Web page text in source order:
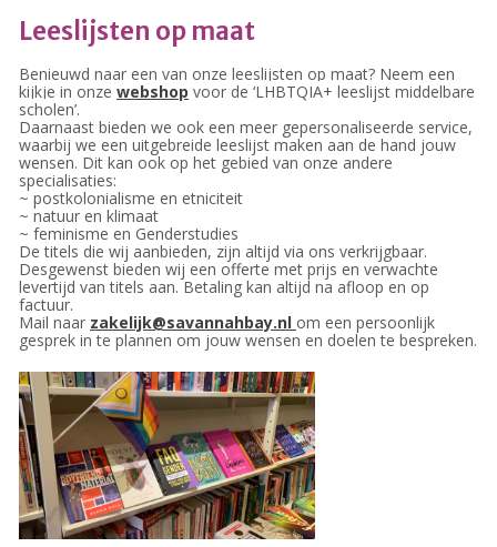
23 augustus: Lazy Queer
Sunday
26 juli: Lazy Queer Sunday
Summer Stories 2026
21 juni: Lazy Queer Sunday
augustus 2026
juli 2026
juni 2026
Leeslijsten op maat
Benieuwd naar een van onze leeslijsten op maat? Neem een
kijkje in onze webshop voor de ‘LHBTQIA+ leeslijst middelbare
scholen’.
Daarnaast bieden we ook een meer gepersonaliseerde service,
waarbij we een uitgebreide leeslijst maken aan de hand jouw
wensen. Dit kan ook op het gebied van onze andere
specialisaties:
~ postkolonialisme en etniciteit
~ natuur en klimaat
~ feminisme en Genderstudies
De titels die wij aanbieden, zijn altijd via ons verkrijgbaar.
Desgewenst bieden wij een offerte met prijs en verwachte
levertijd van titels aan. Betaling kan altijd na afloop en op
factuur.
Mail naar zakelijk@savannahbay.nl om een persoonlijk
gesprek in te plannen om jouw wensen en doelen te bespreken.